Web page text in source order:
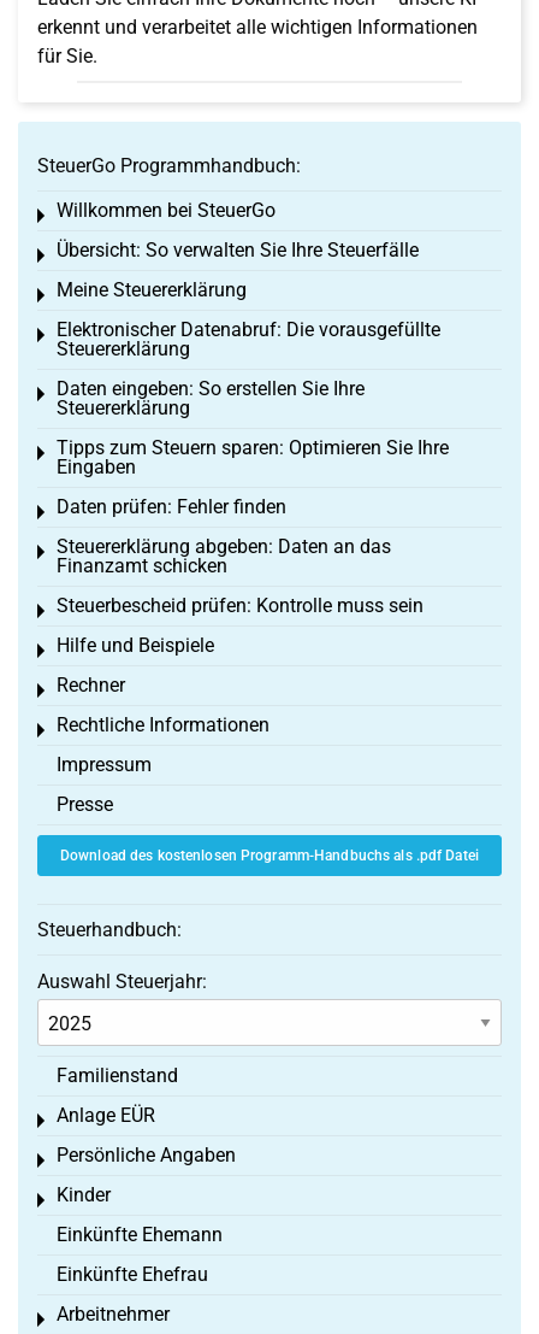
erkennt und verarbeitet alle wichtigen Informationen
für Sie.
SteuerGo Programmhandbuch:
Willkommen bei SteuerGo
Toggle menu
Übersicht: So verwalten Sie Ihre Steuerfälle
Toggle menu
Meine Steuererklärung
Toggle menu
Elektronischer Datenabruf: Die vorausgefüllte
Steuererklärung
Toggle menu
Daten eingeben: So erstellen Sie Ihre
Steuererklärung
Toggle menu
Tipps zum Steuern sparen: Optimieren Sie Ihre
Eingaben
Toggle menu
Daten prüfen: Fehler finden
Toggle menu
Steuererklärung abgeben: Daten an das
Finanzamt schicken
Toggle menu
Steuerbescheid prüfen: Kontrolle muss sein
Toggle menu
Hilfe und Beispiele
Toggle menu
Rechner
Toggle menu
Rechtliche Informationen
Toggle menu
Impressum
Presse
Download des kostenlosen Programm-Handbuchs als .pdf Datei
Steuerhandbuch:
Auswahl Steuerjahr:
Familienstand
Anlage EÜR
Toggle menu
Persönliche Angaben
Toggle menu
Kinder
Toggle menu
Einkünfte Ehemann
Einkünfte Ehefrau
Arbeitnehmer
Toggle menu